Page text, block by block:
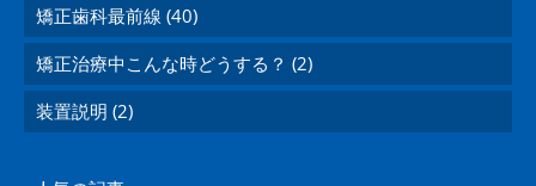
矯正歯科最前線 (40)
矯正治療中こんな時どうする？ (2)
装置説明 (2)